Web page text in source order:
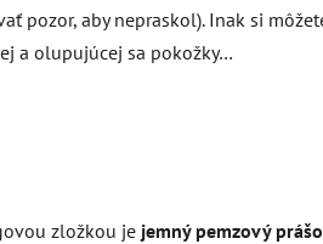
pozor, aby nepraskol). Inak si
a olupujúcej sa pokožky…
zložkou je jemný pemzový